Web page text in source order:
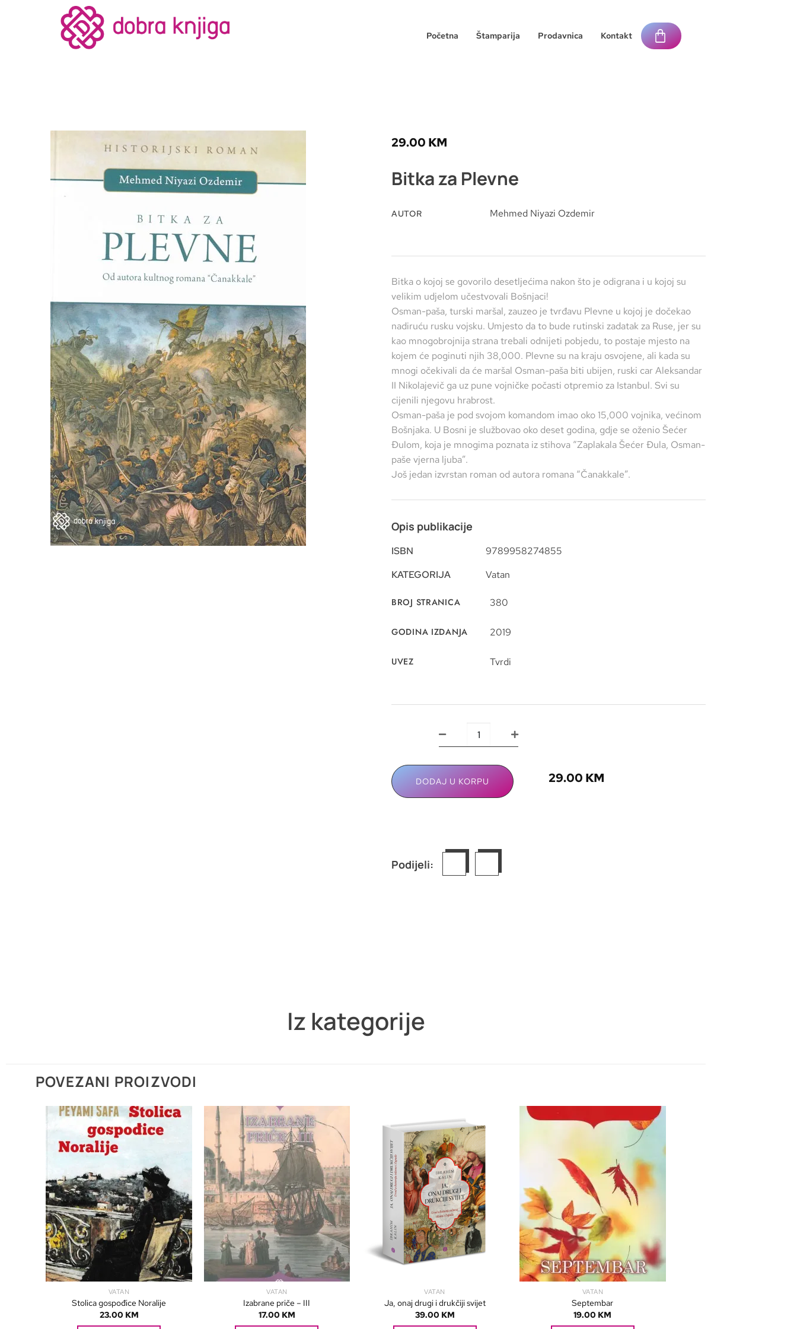
Početna Štamparija Prodavnica Kontakt
29.00 KM
Bitka za Plevne
AUTOR Mehmed Niyazi Ozdemir
Bitka o kojoj se govorilo desetljećima nakon što je odigrana i u kojoj su
velikim udjelom učestvovali Bošnjaci!
Osman-paša, turski maršal, zauzeo je tvrđavu Plevne u kojoj je dočekao
nadiruću rusku vojsku. Umjesto da to bude rutinski zadatak za Ruse, jer su
kao mnogobrojnija strana trebali odnijeti pobjedu, to postaje mjesto na
kojem će poginuti njih 38,000. Plevne su na kraju osvojene, ali kada su
mnogi očekivali da će maršal Osman-paša biti ubijen, ruski car Aleksandar
II Nikolajevič ga uz pune vojničke počasti otpremio za Istanbul. Svi su
cijenili njegovu hrabrost.
Osman-paša je pod svojom komandom imao oko 15,000 vojnika, većinom
Bošnjaka. U Bosni je službovao oko deset godina, gdje se oženio Šećer
Đulom, koja je mnogima poznata iz stihova “Zaplakala Šećer Đula, Osman-
paše vjerna ljuba”.
Još jedan izvrstan roman od autora romana “Čanakkale”.
Opis publikacije
ISBN
KATEGORIJA
9789958274855
Vatan
BROJ STRANICA 380
GODINA IZDANJA 2019
UVEZ Tvrdi
DODAJ U KORPU 29.00 KM
Podijeli:
Iz kategorije
POVEZANI PROIZVODI
VATAN
Stolica gospođice Noralije
23.00 KM
VATAN
Izabrane priče – III
17.00 KM
VATAN
Ja, onaj drugi i drukčiji svijet
39.00 KM
VATAN
Septembar
19.00 KM